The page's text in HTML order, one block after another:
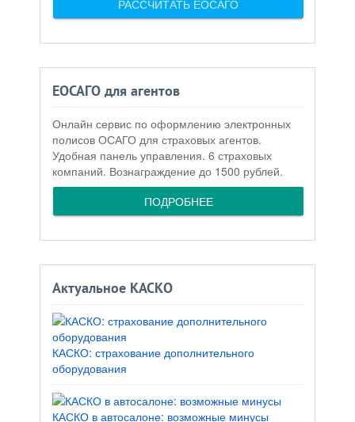
РАССЧИТАТЬ ЕОСАГО
ЕОСАГО для агентов
Онлайн сервис по оформлению электронных
полисов ОСАГО для страховых агентов.
Удобная панель управления. 6 страховых
компаний. Вознаграждение до 1500 рублей.
ПОДРОБНЕЕ
Актуальное КАСКО
КАСКО: страхование дополнительного
оборудования
КАСКО в автосалоне: возможные минусы